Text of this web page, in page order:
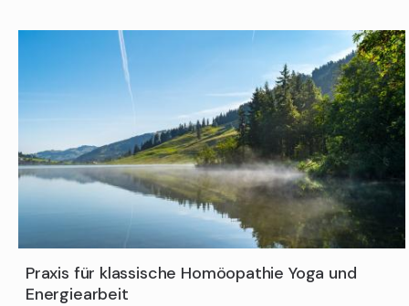
Praxis für klassische Homöopathie Yoga und
Energiearbeit